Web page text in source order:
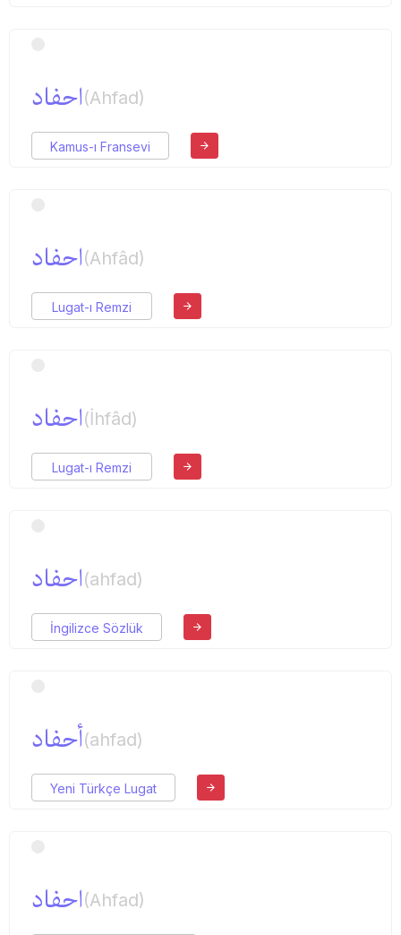
احفاد(Ahfad)
Kamus-ı Fransevi
احفاد(Ahfâd)
Lugat-ı Remzi
احفاد(İhfâd)
Lugat-ı Remzi
احفاد(ahfad)
İngilizce Sözlük
أحفاد(ahfad)
Yeni Türkçe Lugat
احفاد(Ahfad)